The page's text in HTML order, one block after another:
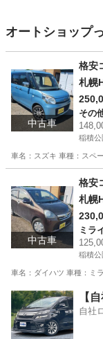
オートショップ
中古車
格安
札幌
その
稲積公
車名：スズキ 車種：スペ
中古車
格安
札幌
ミラ
稲積公
車名：ダイハツ 車種：ミ
北海道 札幌市 【
自社